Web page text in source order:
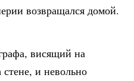
возвращался домой.
висящий на
и невольно